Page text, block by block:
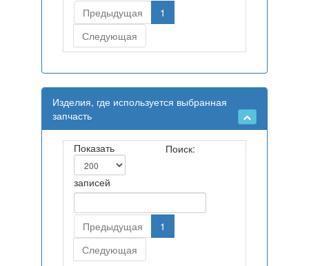
Предыдущая
1
Следующая
Изделия, где используется выбранная
запчасть
Показать
записей
Поиск:
Предыдущая
1
Следующая